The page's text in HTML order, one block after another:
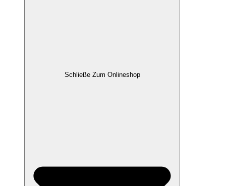
Schließe Zum Onlineshop